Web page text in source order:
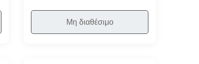
Μη διαθέσιμο